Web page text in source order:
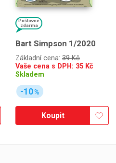
Poštovné
zdarma
Bart Simpson 1/2020
Základní cena: 39 Kč
Vaše cena s DPH: 35 Kč
Skladem
-10%
Koupit